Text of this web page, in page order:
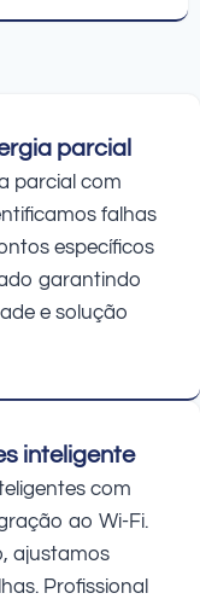
parcial
parcial com
falhas
específicos
garantindo
e solução
inteligente
com
ao Wi-Fi.
ajustamos
Profissional